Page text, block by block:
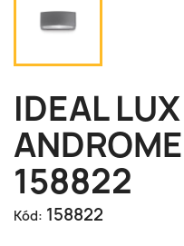
IDEAL LUX
158822
Kód: 158822